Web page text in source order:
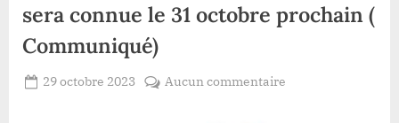
sera connue le 31 octobre prochain (
Communiqué)
Posted
29 octobre 2023
Aucun commentaire